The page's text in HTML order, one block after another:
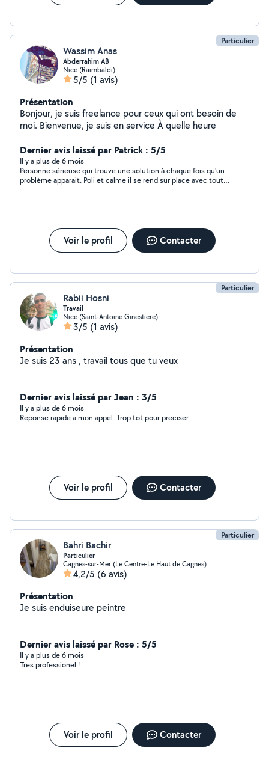
Particulier
Wassim Anas
Abderrahim AB
Nice (Raimbaldi)
5/5 (1 avis)
Présentation
Bonjour, je suis freelance pour ceux qui ont besoin de
moi. Bienvenue, je suis en service À quelle heure
Dernier avis laissé par Patrick : 5/5
Il y a plus de 6 mois
Personne sérieuse qui trouve une solution à chaque fois qu'un
problème apparait. Poli et calme il se rend sur place avec tout
Voir le profil Contacter
Particulier
Rabii Hosni
Travail
Nice (Saint-Antoine Ginestiere)
3/5 (1 avis)
Présentation
Je suis 23 ans , travail tous que tu veux
Dernier avis laissé par Jean : 3/5
Il y a plus de 6 mois
Reponse rapide a mon appel. Trop tot pour preciser
Voir le profil Contacter
Particulier
Bahri Bachir
Particulier
Cagnes-sur-Mer (Le Centre-Le Haut de Cagnes)
4,2/5 (6 avis)
Présentation
Je suis enduiseure peintre
Dernier avis laissé par Rose : 5/5
Il y a plus de 6 mois
Tres professionel !
Voir le profil Contacter